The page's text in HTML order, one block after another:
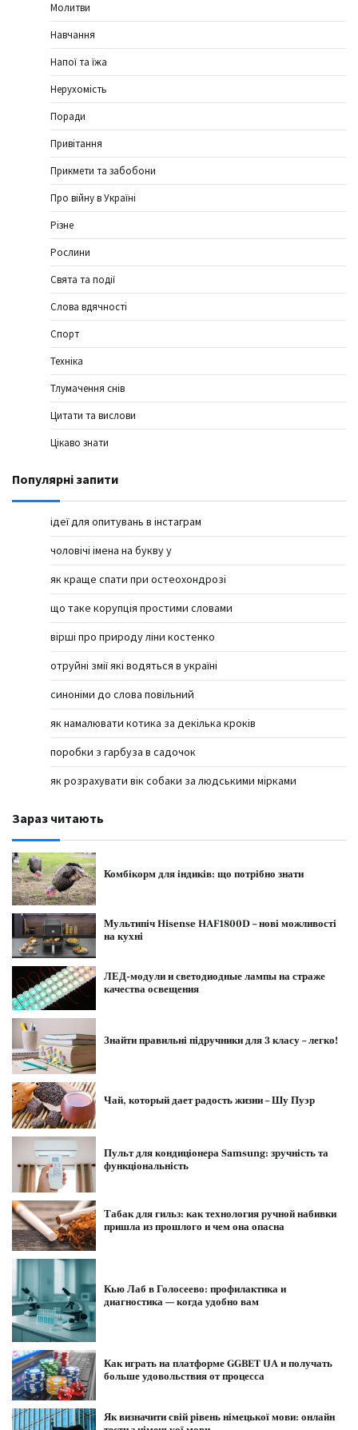
Молитви
Навчання
Напої та їжа
Нерухомість
Поради
Привітання
Прикмети та забобони
Про війну в Україні
Різне
Рослини
Свята та події
Слова вдячності
Спорт
Техніка
Тлумачення снів
Цитати та вислови
Цікаво знати
Популярні запити
ідеї для опитувань в інстаграм
чоловічі імена на букву у
як краще спати при остеохондрозі
що таке корупція простими словами
вірші про природу ліни костенко
отруйні змії які водяться в україні
синоніми до слова повільний
як намалювати котика за декілька кроків
поробки з гарбуза в садочок
як розрахувати вік собаки за людськими мірками
Зараз читають
Комбікорм для індиків: що потрібно знати
Мультипіч Hisense HAF1800D – нові можливості
на кухні
ЛЕД-модули и светодиодные лампы на страже
качества освещения
Знайти правильні підручники для 3 класу – легко!
Чай, который дает радость жизни – Шу Пуэр
Пульт для кондиціонера Samsung: зручність та
функціональність
Табак для гильз: как технология ручной набивки
пришла из прошлого и чем она опасна
Кью Лаб в Голосеево: профилактика и
диагностика — когда удобно вам
Как играть на платформе GGBET UA и получать
больше удовольствия от процесса
Як визначити свій рівень німецької мови: онлайн